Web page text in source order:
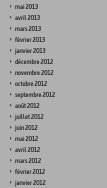
mai 2013
avril 2013
mars 2013
février 2013
janvier 2013
décembre 2012
novembre 2012
octobre 2012
septembre 2012
août 2012
juillet 2012
juin 2012
mai 2012
avril 2012
mars 2012
février 2012
janvier 2012